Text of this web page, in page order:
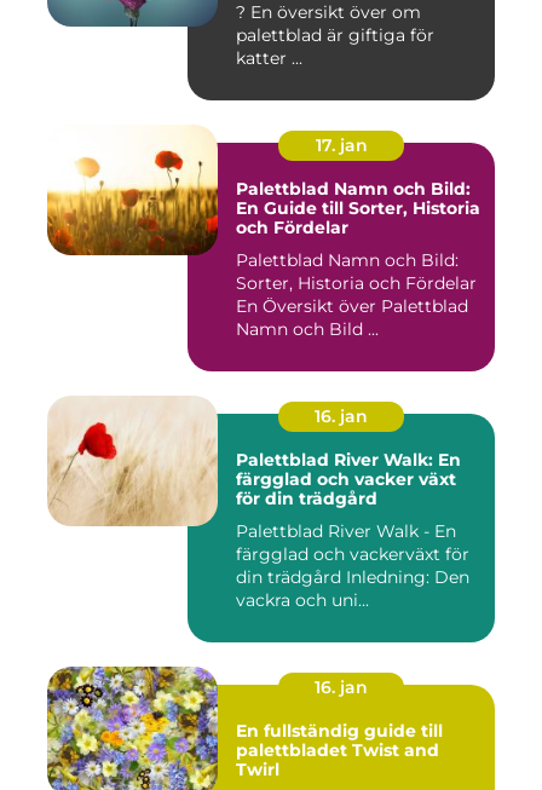
? En översikt över om
palettblad är giftiga för
katter ...
17. jan
Palettblad Namn och Bild:
En Guide till Sorter, Historia
och Fördelar
Palettblad Namn och Bild:
Sorter, Historia och Fördelar
En Översikt över Palettblad
Namn och Bild ...
16. jan
Palettblad River Walk: En
färgglad och vacker växt
för din trädgård
Palettblad River Walk - En
färgglad och vackerväxt för
din trädgård Inledning: Den
vackra och uni...
16. jan
En fullständig guide till
palettbladet Twist and
Twirl